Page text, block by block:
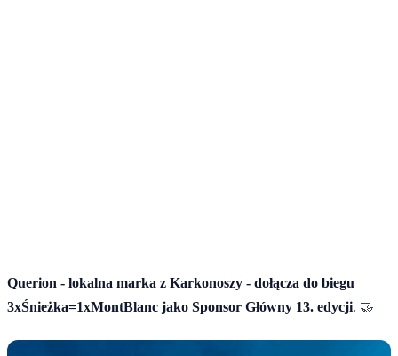
Querion - lokalna marka z Karkonoszy - dołącza do biegu
3xŚnieżka=1xMontBlanc jako Sponsor Główny 13. edycji. 🤝